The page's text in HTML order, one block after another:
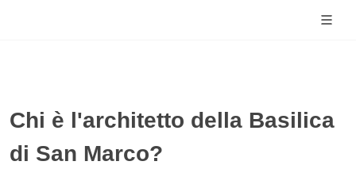
Chi è l'architetto della Basilica
di San Marco?